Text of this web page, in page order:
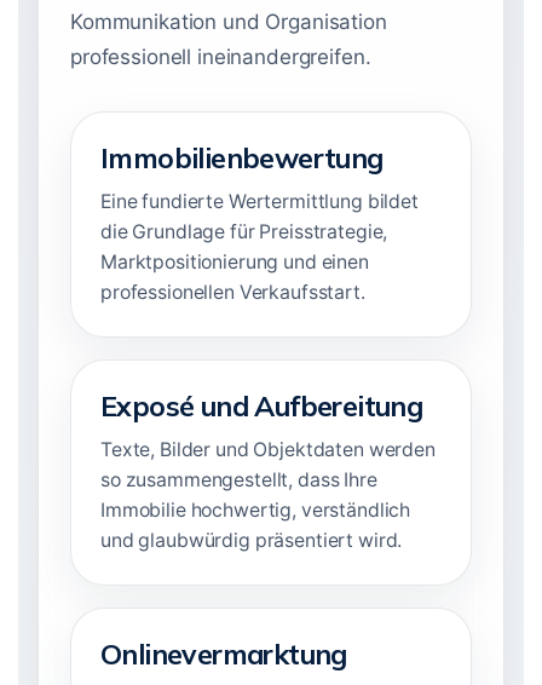
Kommunikation und Organisation
professionell ineinandergreifen.
Immobilienbewertung
Eine fundierte Wertermittlung bildet
die Grundlage für Preisstrategie,
Marktpositionierung und einen
professionellen Verkaufsstart.
Exposé und Aufbereitung
Texte, Bilder und Objektdaten werden
so zusammengestellt, dass Ihre
Immobilie hochwertig, verständlich
und glaubwürdig präsentiert wird.
Onlinevermarktung